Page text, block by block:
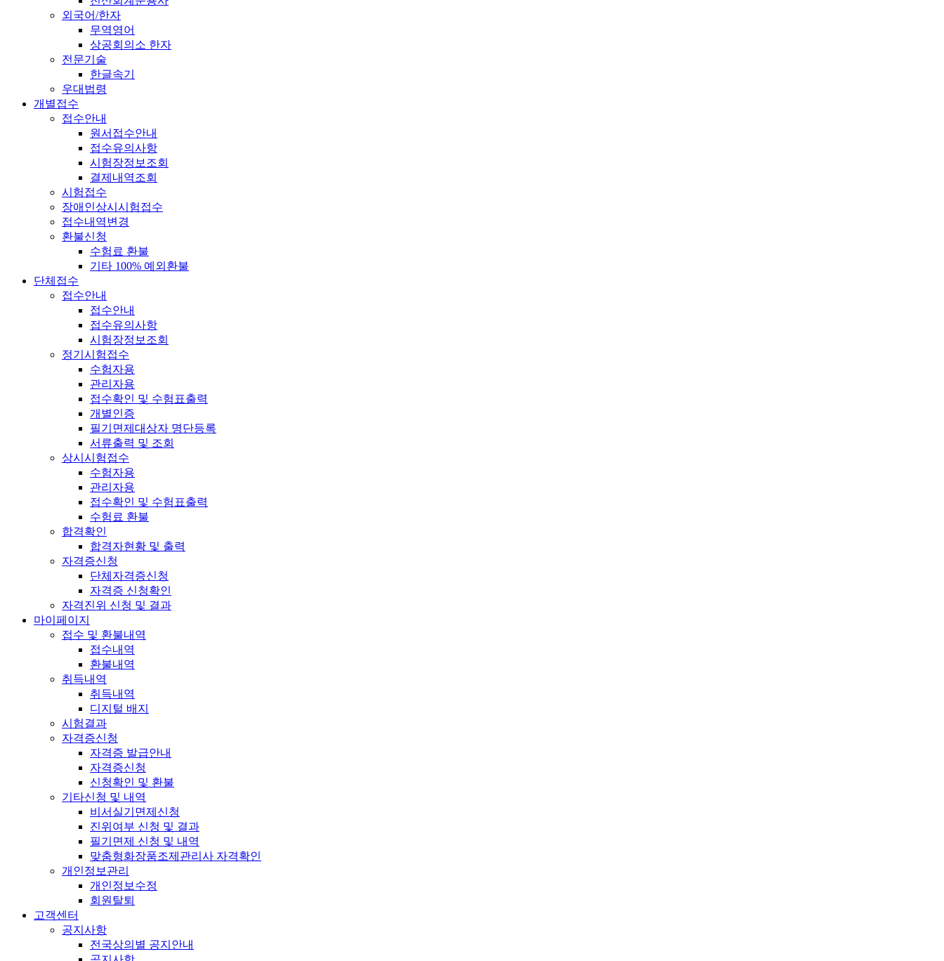
외국어/한자
무역영어
상공회의소 한자
전문기술
한글속기
우대법령
개별접수
접수안내
원서접수안내
접수유의사항
시험장정보조회
결제내역조회
시험접수
장애인상시시험접수
접수내역변경
환불신청
수험료 환불
기타 100% 예외환불
단체접수
접수안내
접수안내
접수유의사항
시험장정보조회
정기시험접수
수험자용
관리자용
접수확인 및 수험표출력
개별인증
필기면제대상자 명단등록
서류출력 및 조회
상시시험접수
수험자용
관리자용
접수확인 및 수험표출력
수험료 환불
합격확인
합격자현황 및 출력
자격증신청
단체자격증신청
자격증 신청확인
자격진위 신청 및 결과
마이페이지
접수 및 환불내역
접수내역
환불내역
취득내역
취득내역
디지털 배지
시험결과
자격증신청
자격증 발급안내
자격증신청
신청확인 및 환불
기타신청 및 내역
비서실기면제신청
진위여부 신청 및 결과
필기면제 신청 및 내역
맞춤형화장품조제관리사 자격확인
개인정보관리
개인정보수정
회원탈퇴
고객센터
공지사항
전국상의별 공지안내